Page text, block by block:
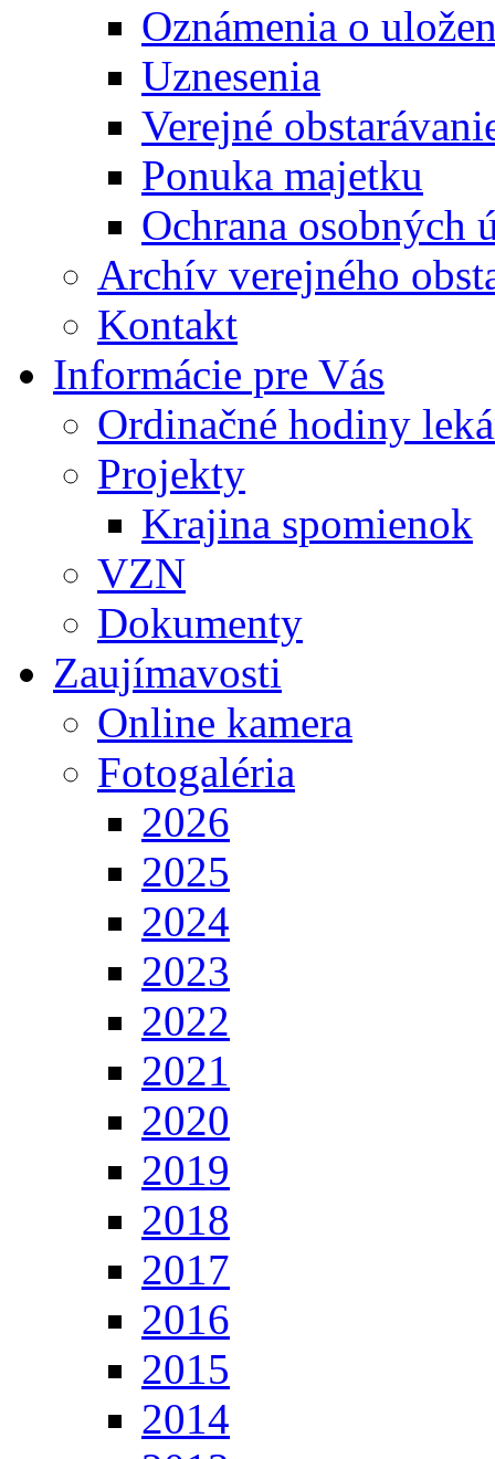
Oznámenia o
Uznesenia
Verejné
Ponuka majetku
Ochrana osobných
Archív verejného
Kontakt
Informácie pre Vás
Ordinačné hodiny
Projekty
Krajina spomienok
VZN
Dokumenty
Zaujímavosti
Online kamera
Fotogaléria
2026
2025
2024
2023
2022
2021
2020
2019
2018
2017
2016
2015
2014